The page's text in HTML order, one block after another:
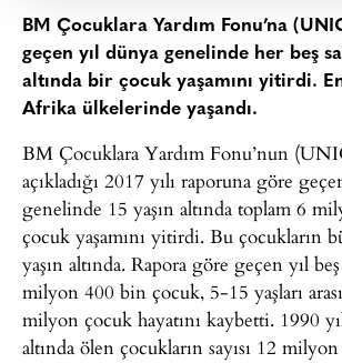
BM Çocuklara Yardım Fonu’na
geçen yıl dünya genelinde her beş
altında bir çocuk yaşamını yitirdi.
Afrika ülkelerinde yaşandı.
BM Çocuklara Yardım Fonu’nun
açıkladığı 2017 yılı raporuna göre
genelinde 15 yaşın altında toplam 6
çocuk yaşamını yitirdi. Bu çocukların
yaşın altında. Rapora göre geçen yıl
milyon 400 bin çocuk, 5-15 yaşları
milyon çocuk hayatını kaybetti. 1990
altında ölen çocukların sayısı 12